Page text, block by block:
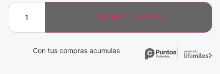
AÑADIR AL CARRITO
Con tus compras acumulas